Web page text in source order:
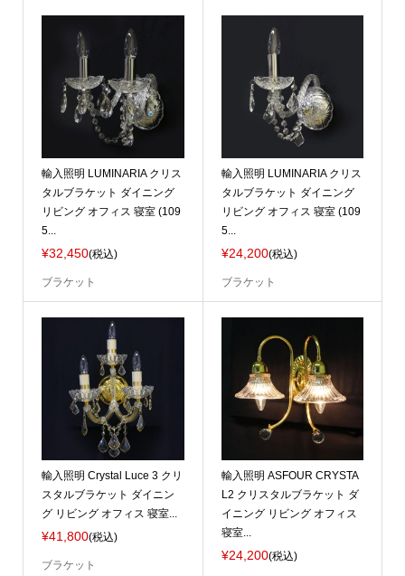
輸入照明 LUMINARIA クリス
タルブラケット ダイニング
リビング オフィス 寝室 (109
5...
¥32,450(税込)
ブラケット
輸入照明 LUMINARIA クリス
タルブラケット ダイニング
リビング オフィス 寝室 (109
5...
¥24,200(税込)
ブラケット
輸入照明 Crystal Luce 3 クリ
スタルブラケット ダイニン
グ リビング オフィス 寝室...
¥41,800(税込)
ブラケット
輸入照明 ASFOUR CRYSTA
L2 クリスタルブラケット ダ
イニング リビング オフィス
寝室...
¥24,200(税込)